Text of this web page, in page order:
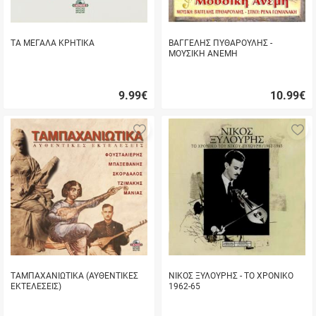
ΤΑ ΜΕΓΑΛΑ ΚΡΗΤΙΚΑ
9.99€
αγορά
ΒΑΓΓΕΛΗΣ ΠΥΘΑΡΟΥΛΗΣ -
ΜΟΥΣΙΚΗ ΑΝΕΜΗ
10.99€
αγορά
ΤΑΜΠΑΧΑΝΙΩΤΙΚΑ (ΑΥΘΕΝΤΙΚΕΣ
ΕΚΤΕΛΕΣΕΙΣ)
Προσθήκη
αγαπημένα
ΝΙΚΟΣ ΞΥΛΟΥΡΗΣ - ΤΟ ΧΡΟΝΙΚΟ
1962-65